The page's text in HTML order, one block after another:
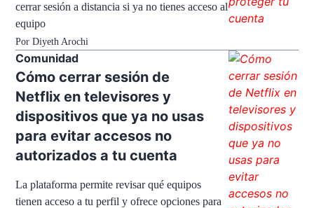
cerrar sesión a distancia si ya no tienes acceso al
equipo
Por Diyeth Arochi
Comunidad
Cómo cerrar sesión de
Netflix en televisores y
dispositivos que ya no usas
para evitar accesos no
autorizados a tu cuenta
La plataforma permite revisar qué equipos
tienen acceso a tu perfil y ofrece opciones para